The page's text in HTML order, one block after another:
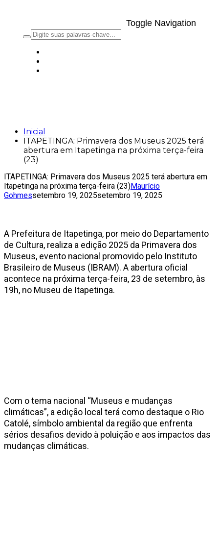
Toggle Navigation
Inicial
ITAPETINGA: Primavera dos Museus 2025 terá
abertura em Itapetinga na próxima terça-feira
(23)
ITAPETINGA: Primavera dos Museus 2025 terá abertura em
Itapetinga na próxima terça-feira (23)Maurício
Gohmessetembro 19, 2025setembro 19, 2025
A Prefeitura de Itapetinga, por meio do Departamento
de Cultura, realiza a edição 2025 da Primavera dos
Museus, evento nacional promovido pelo Instituto
Brasileiro de Museus (IBRAM). A abertura oficial
acontece na próxima terça-feira, 23 de setembro, às
19h, no Museu de Itapetinga.
Com o tema nacional “Museus e mudanças
climáticas”, a edição local terá como destaque o Rio
Catolé, símbolo ambiental da região que enfrenta
sérios desafios devido à poluição e aos impactos das
mudanças climáticas.